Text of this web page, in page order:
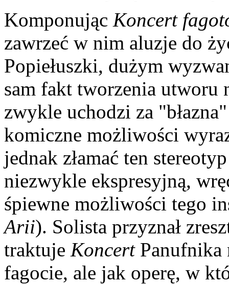
Komponując Koncert
zawrzeć w nim aluzje do
Popiełuszki, dużym
sam fakt tworzenia utworu
zwykle uchodzi za
komiczne możliwości
jednak złamać ten
niezwykle ekspresyjną,
śpiewne możliwości tego
Arii). Solista przyznał
traktuje Koncert
fagocie, ale jak operę, w